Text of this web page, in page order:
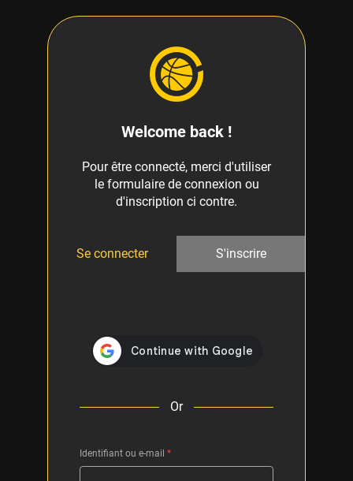
Welcome back !
Pour être connecté, merci d'utiliser
le formulaire de connexion ou
d'inscription ci contre.
Se connecter S'inscrire
Or
Identifiant ou e-mail *